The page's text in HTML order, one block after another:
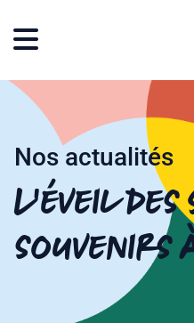
Nos actualités
L’éveil
souvenirs